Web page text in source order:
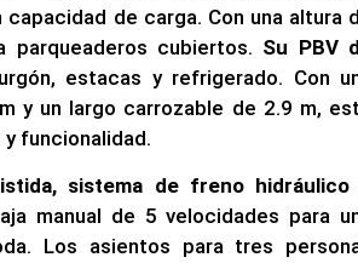
de carga. Con una altura
cubiertos. Su PBV
estacas y refrigerado. Con
y un largo carrozable de 2.9 m,
funcionalidad.
, sistema de freno hidráulico
manual de 5 velocidades para
Los asientos para tres